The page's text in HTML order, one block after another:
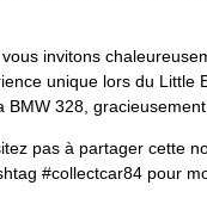
vous invitons
unique lors du Little
BMW 328,
pas à partager cette
#collectcar84 pour